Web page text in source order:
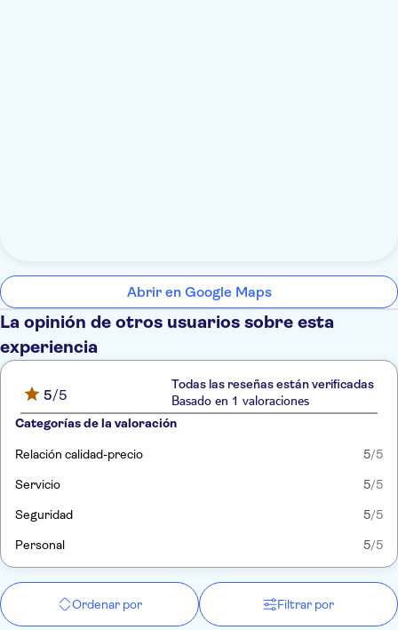
Abrir en Google Maps
La opinión de otros usuarios sobre esta
experiencia
5/5
Todas las reseñas están verificadas
Basado en 1 valoraciones
Categorías de la valoración
Relación calidad-precio 5/5
Servicio 5/5
Seguridad 5/5
Personal 5/5
Ordenar por Filtrar por